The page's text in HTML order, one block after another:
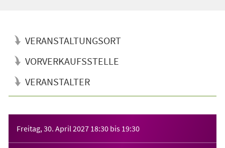
VERANSTALTUNGSORT
VORVERKAUFSSTELLE
VERANSTALTER
Freitag, 30. April 2027 18:30 bis 19:30